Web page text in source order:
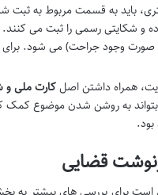
باید به قسمت مربوط به ثبت
و شکایتی رسمی را ثبت می کنند.
صورت وجود جراحت) می شود.
همراه داشتن اصلکارت ملی و
به روشن شدن موضوع کمک
قضایی